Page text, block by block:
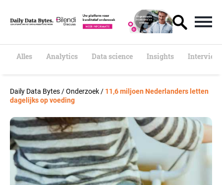
t
Alles Analytics Data science Insights
Daily Data Bytes /Onderzoek / 11,6 miljoen Nederlanders letten
dagelijks op voeding